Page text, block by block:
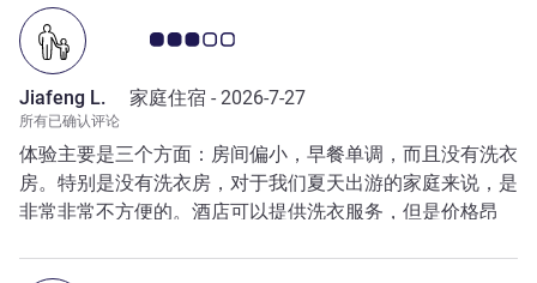
客户意见评级 3.0/5
Jiafeng L. 家庭住宿 - 2026-7-27
所有已确认评论
体验主要是三个方面：房间偏小，早餐单调，而且没有洗衣
房。特别是没有洗衣房，对于我们夏天出游的家庭来说，是
非常非常不方便的。酒店可以提供洗衣服务，但是价格昂